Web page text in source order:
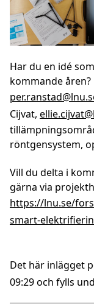
Har du en idé
kommande
Cijvat,
röntgensystem,
Vill du delta i
gärna via
https://lnu.se/
smart-
Det här inlägget
09:29 och fylls